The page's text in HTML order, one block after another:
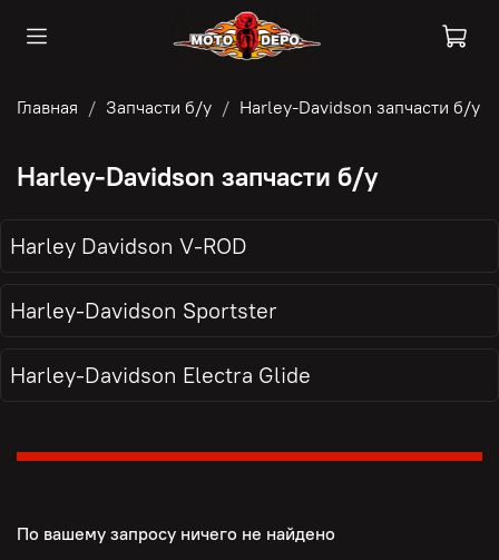
Главная Запчасти б/у Harley-Davidson запчасти б/у
Harley-Davidson запчасти б/у
Harley Davidson V-ROD
Harley-Davidson Sportster
Harley-Davidson Electra Glide
По вашему запросу ничего не найдено